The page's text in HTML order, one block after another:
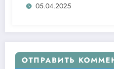
05.04.2025
ОТПРАВИТЬ